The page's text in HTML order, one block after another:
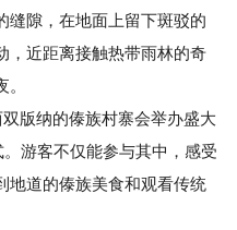
缝隙，在地面上留下斑驳的
，近距离接触热带雨林的奇
版纳的傣族村寨会举办盛大
游客不仅能参与其中，感受
地道的傣族美食和观看传统